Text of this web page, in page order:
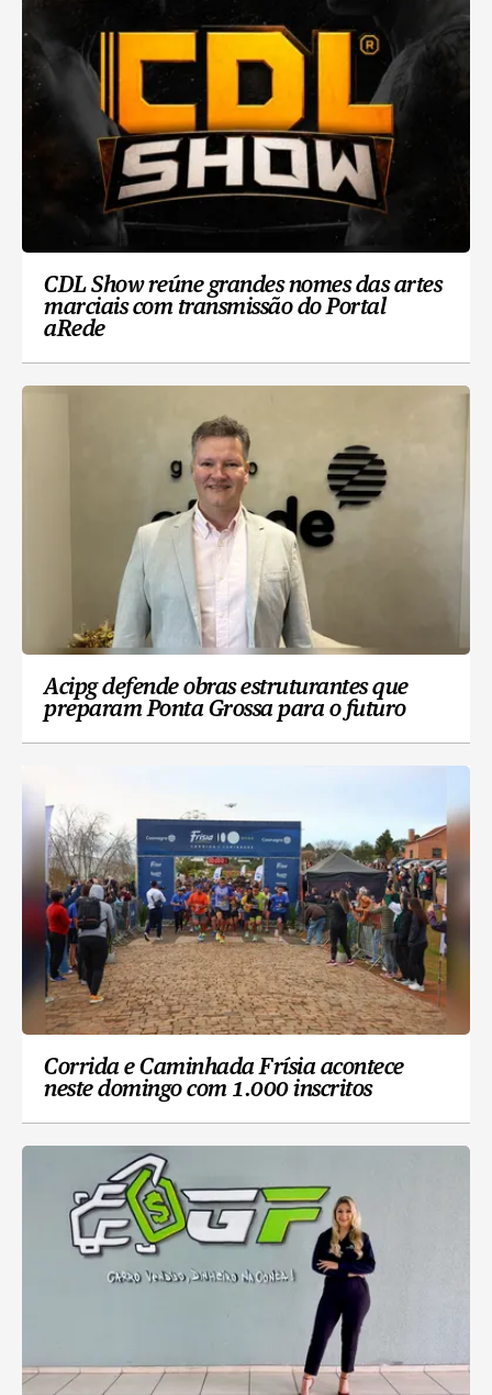
CDL Show reúne grandes nomes das artes
marciais com transmissão do Portal
aRede
Acipg defende obras estruturantes que
preparam Ponta Grossa para o futuro
Corrida e Caminhada Frísia acontece
neste domingo com 1.000 inscritos